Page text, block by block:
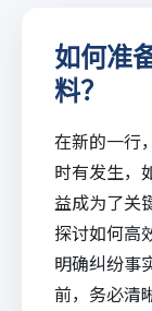
如何准
料？
在新的一行
时有发生，
益成为了关
探讨如何高
明确纠纷事
前，务必清